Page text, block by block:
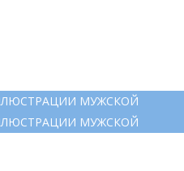
МУЖСКОЙ
МУЖСКОЙ